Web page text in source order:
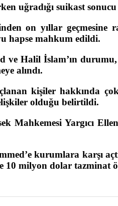
uğradığı suikast
on yıllar geçmesine
hapse mahkum edildi.
Halil İslam’ın durumu,
alındı.
kişiler hakkında
olduğu belirtildi.
Mahkemesi Yargıcı
kurumlara karşı
10 milyon dolar tazminat